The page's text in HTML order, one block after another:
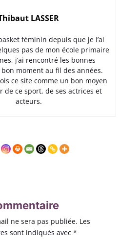
LASSER
féminin depuis que je l’ai
pas de mon école primaire
j’ai rencontré les bonnes
moment au fil des années.
ce site comme un bon moyen
de ce sport, de ses actrices et
acteurs.
ne sera pas publiée. Les
sont indiqués avec *